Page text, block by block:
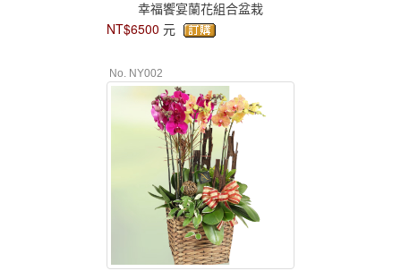
幸福饗宴蘭花組合盆栽
NT$6500 元
No. NY002